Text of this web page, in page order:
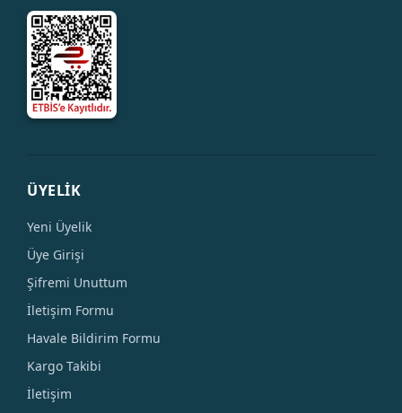
ÜYELİK
Yeni Üyelik
Üye Girişi
Şifremi Unuttum
İletişim Formu
Havale Bildirim Formu
Kargo Takibi
İletişim